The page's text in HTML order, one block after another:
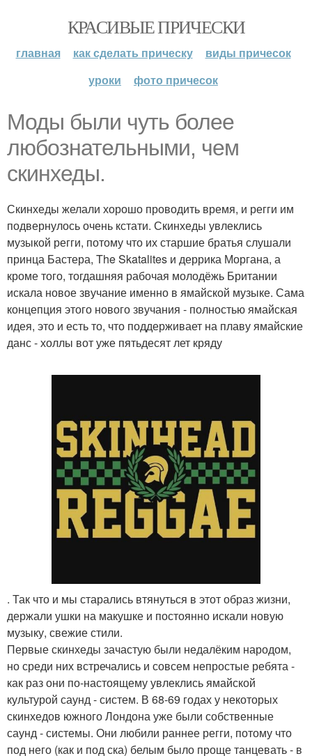
КРАСИВЫЕ ПРИЧЕСКИ
главная как сделать прическу
виды причесок
уроки
фото причесок
Моды были чуть более
любознательными, чем
скинхеды.
Скинхеды желали хорошо проводить время, и регги им
подвернулось очень кстати. Скинхеды увлеклись
музыкой регги, потому что их старшие братья слушали
принца Бастера, The Skatalites и деррика Моргана, а
кроме того, тогдашняя рабочая молодёжь Британии
искала новое звучание именно в ямайской музыке. Сама
концепция этого нового звучания - полностью ямайская
идея, это и есть то, что поддерживает на плаву ямайские
данс - холлы вот уже пятьдесят лет кряду
. Так что и мы старались втянуться в этот образ жизни,
держали ушки на макушке и постоянно искали новую
музыку, свежие стили.
Первые скинхеды зачастую были недалёким народом,
но среди них встречались и совсем непростые ребята -
как раз они по-настоящему увлеклись ямайской
культурой саунд - систем. В 68-69 годах у некоторых
скинхедов южного Лондона уже были собственные
саунд - системы. Они любили раннее регги, потому что
под него (как и под ска) белым было проще танцевать - в